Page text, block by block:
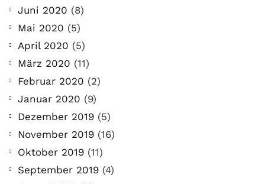
Juni 2020 (8)
Mai 2020 (5)
April 2020 (5)
März 2020 (11)
Februar 2020 (2)
Januar 2020 (9)
Dezember 2019 (5)
November 2019 (16)
Oktober 2019 (11)
September 2019 (4)